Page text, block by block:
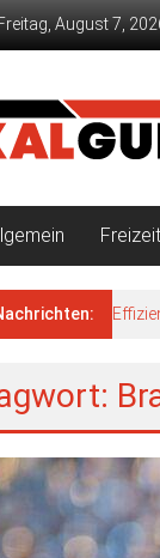
Freitag, August 7,
Freizeit